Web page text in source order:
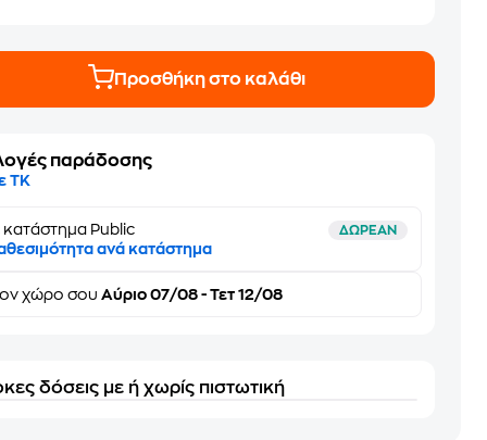
Προσθήκη στο καλάθι
παράδοσης
ΤΚ
κατάστημα Public ΔΩΡΕΑΝ
ανά κατάστημα
χώρο σου Αύριο 07/08 - Τετ 12/08
δόσεις με ή χωρίς πιστωτική